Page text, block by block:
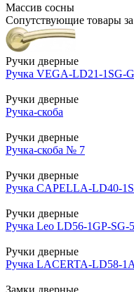
Массив сосны
Сопутствующие товары
Ручки дверные
Ручка VEGA-LD21-1SG-
Ручки дверные
Ручка-скоба
Ручки дверные
Ручка-скоба № 7
Ручки дверные
Ручка CAPELLA-LD40-
Ручки дверные
Ручка Leo LD56-1GP-SG-5
Ручки дверные
Ручка LACERTA-LD58-
Замки дверные